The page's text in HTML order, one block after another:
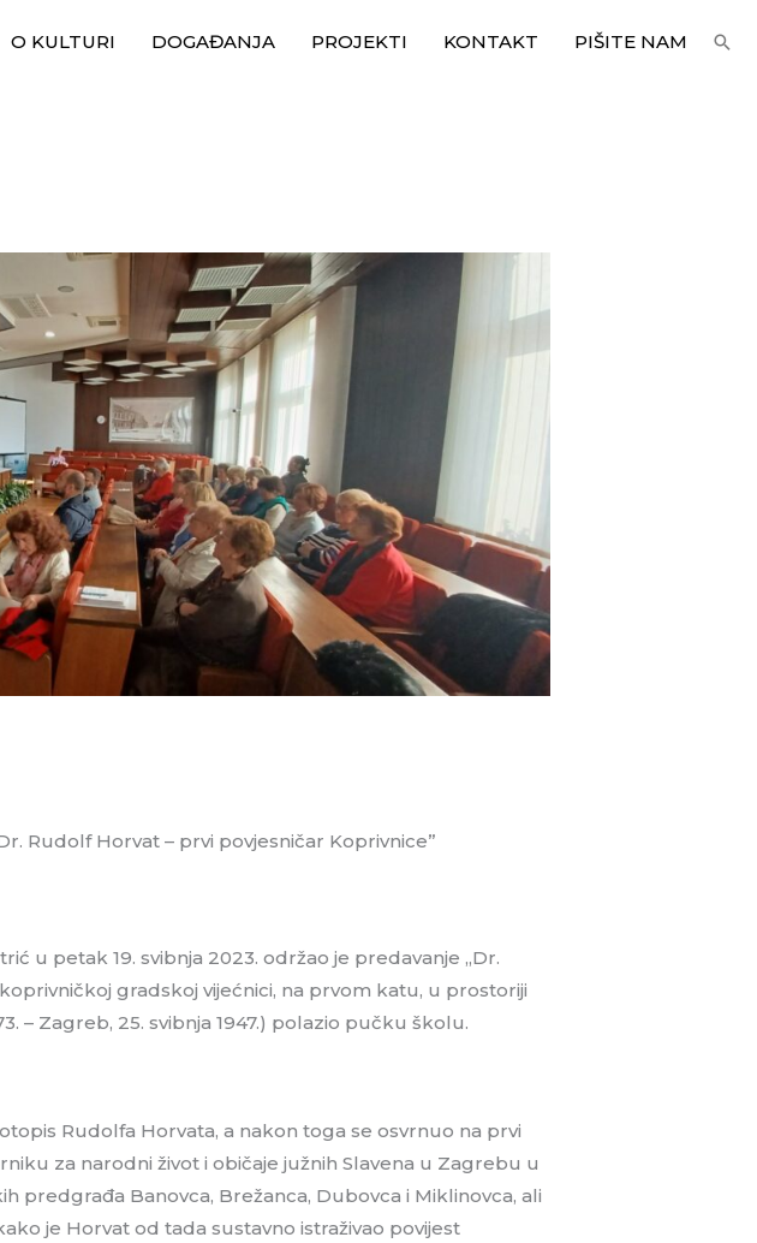
O KULTURI DOGAĐANJA PROJEKTI KONTAKT PIŠITE NAM
Rudolf Horvat – prvi povjesničar Koprivnice”
u petak 19. svibnja 2023. održao je predavanje „Dr.
gradskoj vijećnici, na prvom katu, u prostoriji
– Zagreb, 25. svibnja 1947.) polazio pučku školu.
Rudolfa Horvata, a nakon toga se osvrnuo na prvi
za narodni život i običaje južnih Slavena u Zagrebu u
predgrađa Banovca, Brežanca, Dubovca i Miklinovca, ali
je Horvat od tada sustavno istraživao povijest